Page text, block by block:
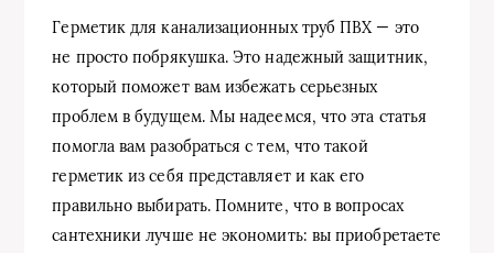
Герметик для канализационных труб ПВХ — это
не просто побрякушка. Это надежный защитник,
который поможет вам избежать серьезных
проблем в будущем. Мы надеемся, что эта статья
помогла вам разобраться с тем, что такой
герметик из себя представляет и как его
правильно выбирать. Помните, что в вопросах
сантехники лучше не экономить: вы приобретаете